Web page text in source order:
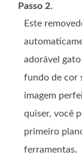
Passo 2.
Este
adorável
fundo de cor
imagem
quiser, você
primeiro
ferramentas.